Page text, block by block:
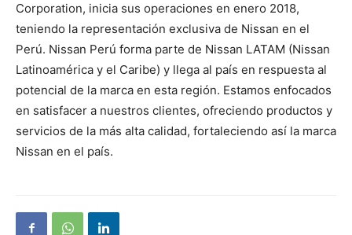
Corporation, inicia sus operaciones en enero 2018,
teniendo la representación exclusiva de Nissan en el
Perú. Nissan Perú forma parte de Nissan LATAM (Nissan
Latinoamérica y el Caribe) y llega al país en respuesta al
potencial de la marca en esta región. Estamos enfocados
en satisfacer a nuestros clientes, ofreciendo productos y
servicios de la más alta calidad, fortaleciendo así la marca
Nissan en el país.